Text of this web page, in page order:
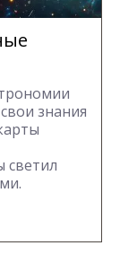
знания
светил